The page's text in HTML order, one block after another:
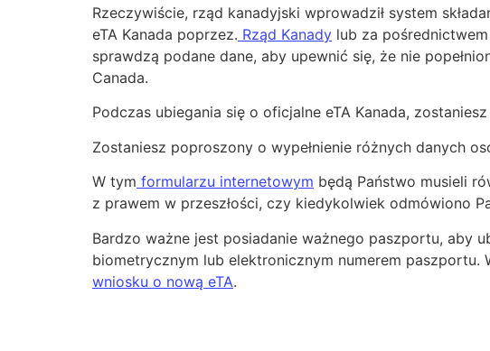
Rzeczywiście, rząd kanadyjski wprowadził system
eTA Kanada poprzez. Rząd Kanady lub za
sprawdzą podane dane, aby upewnić się, że nie
Canada.
Podczas ubiegania się o oficjalne eTA Kanada,
Zostaniesz poproszony o wypełnienie różnych danych
W tym formularzu internetowym będą Państwo musieli
z prawem w przeszłości, czy kiedykolwiek odmówiono
Bardzo ważne jest posiadanie ważnego paszportu, aby
biometrycznym lub elektronicznym numerem
wniosku o nową eTA.